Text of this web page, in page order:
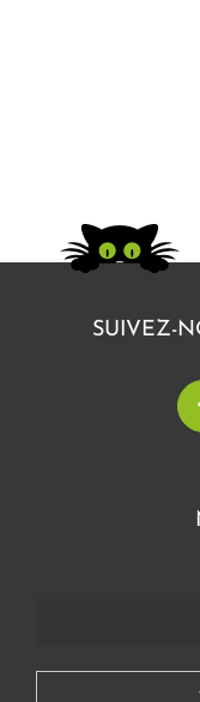
SUIVEZ-